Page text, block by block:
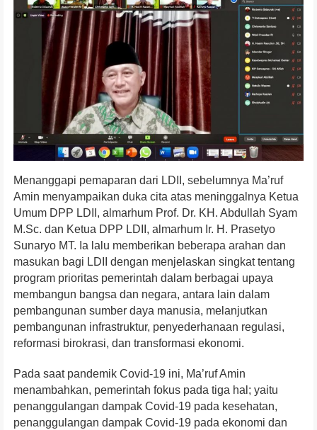
Menanggapi pemaparan dari LDII, sebelumnya Ma’ruf
Amin menyampaikan duka cita atas meninggalnya Ketua
Umum DPP LDII, almarhum Prof. Dr. KH. Abdullah Syam
M.Sc. dan Ketua DPP LDII, almarhum Ir. H. Prasetyo
Sunaryo MT. Ia lalu memberikan beberapa arahan dan
masukan bagi LDII dengan menjelaskan singkat tentang
program prioritas pemerintah dalam berbagai upaya
membangun bangsa dan negara, antara lain dalam
pembangunan sumber daya manusia, melanjutkan
pembangunan infrastruktur, penyederhanaan regulasi,
reformasi birokrasi, dan transformasi ekonomi.
Pada saat pandemik Covid-19 ini, Ma’ruf Amin
menambahkan, pemerintah fokus pada tiga hal; yaitu
penanggulangan dampak Covid-19 pada kesehatan,
penanggulangan dampak Covid-19 pada ekonomi dan